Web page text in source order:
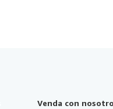
Venda con